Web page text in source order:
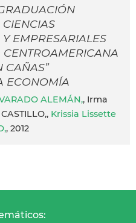
EMPRESARIALES
CAÑAS”
ECONOMÍA
ALEMÁN,, Irma
Krissia Lissette
, 2012